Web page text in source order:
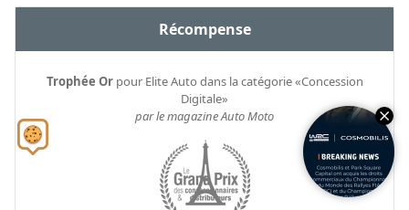
Récompense
Trophée Orpour Elite Auto dans la catégorie «Concession
Digitale»
par le magazine Auto Moto